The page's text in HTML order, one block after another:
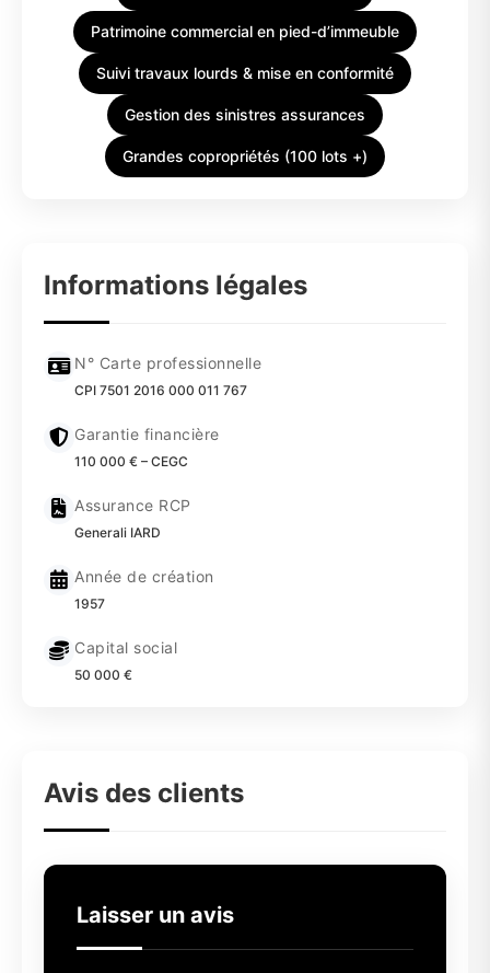
Patrimoine commercial en pied-d’immeuble
Suivi travaux lourds & mise en conformité
Gestion des sinistres assurances
Grandes copropriétés (100 lots +)
Informations légales
N° Carte professionnelle
CPI 7501 2016 000 011 767
Garantie financière
110 000 € – CEGC
Assurance RCP
Generali IARD
Année de création
1957
Capital social
50 000 €
Avis des clients
Laisser un avis